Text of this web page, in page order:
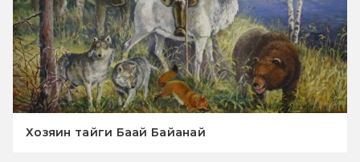
Хозяин тайги Баай Байанай